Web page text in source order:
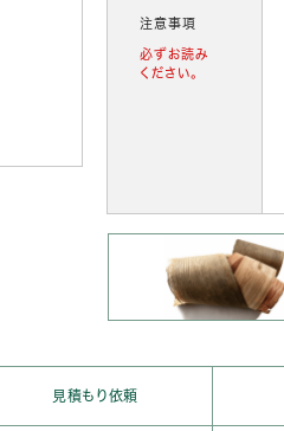
注意事項
必ずお読み
ください。
見積もり依頼